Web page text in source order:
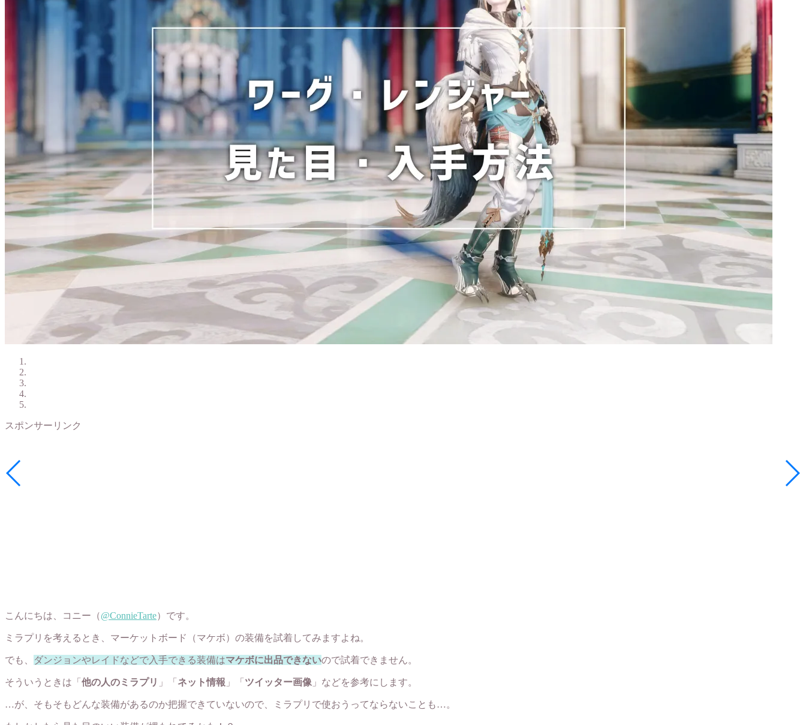
スポンサーリンク
こんにちは、コニー（@ConnieTarte）です。
ミラプリを考えるとき、マーケットボード（マケボ）の装備を試着してみますよね。
でも、 ダンジョンやレイドなどで入手できる装備はマケボに出品できないので試着できません。
そういうときは「 他の人のミラプリ 」「 ネット情報 」「 ツイッター画像 」などを参考にします。
…が、そもそもどんな装備があるのか把握できていないので、ミラプリで使おうってならないことも…。